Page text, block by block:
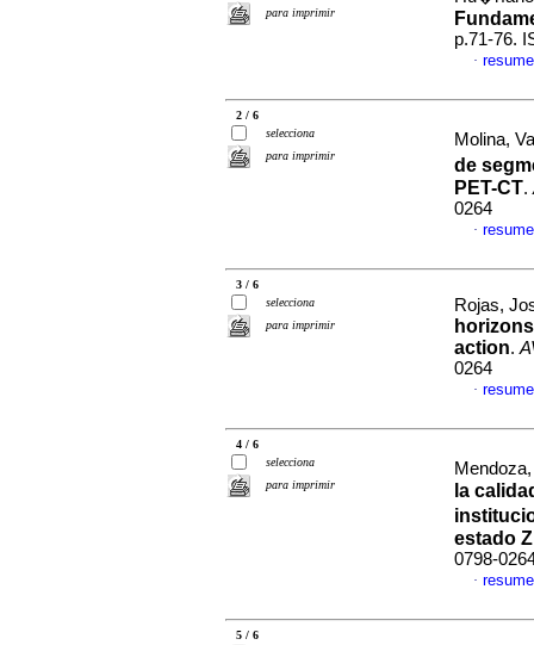
para imprimir
p.71-76.
·
2 / 6
selecciona
para imprimir
Molina,
de
PET-CT.
0264
·
3 / 6
selecciona
para imprimir
Rojas,
action.
0264
·
4 / 6
selecciona
para imprimir
la
estado
0798-
·
5 / 6